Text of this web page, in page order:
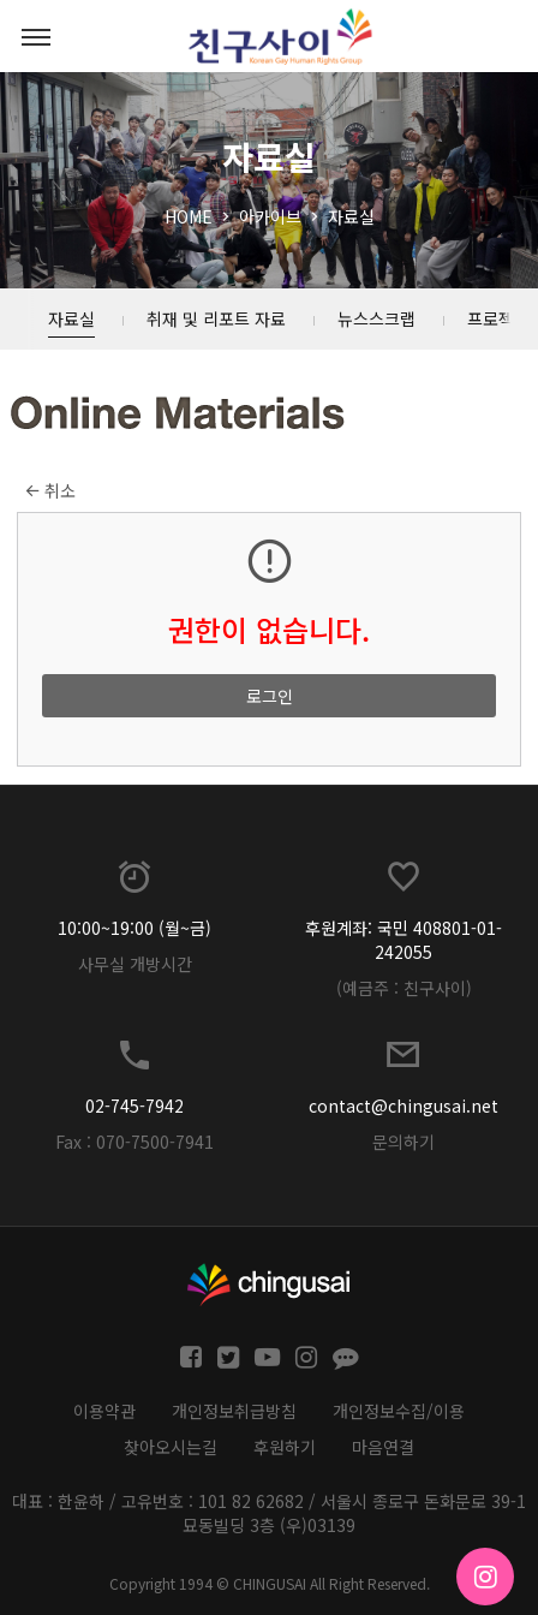
자료실
HOME 아카이브 자료실
자료실 취재 및 리포트 자료 뉴스스크랩 프로젝트
취소
권한이 없습니다.
로그인
10:00~19:00 (월~금)
사무실 개방시간
후원계좌: 국민 408801-01-
242055
(예금주 : 친구사이)
02-745-7942
Fax : 070-7500-7941
contact@chingusai.net
문의하기
이용약관 개인정보취급방침
개인정보수집/이용
찾아오시는길
후원하기 마음연결
대표 : 한윤하 / 고유번호 : 101 82 62682 / 서울시 종로구 돈화문로 39-1
묘동빌딩 3층 (우)03139
Copyright 1994 © CHINGUSAI All Right Reserved.